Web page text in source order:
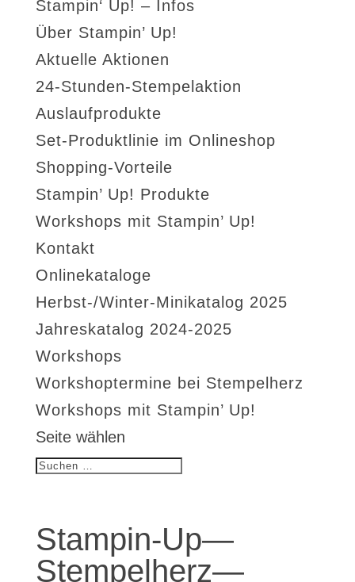
Stampin‘ Up! – Infos
Über Stampin’ Up!
Aktuelle Aktionen
24-Stunden-Stempelaktion
Auslaufprodukte
Set-Produktlinie im Onlineshop
Shopping-Vorteile
Stampin’ Up! Produkte
Workshops mit Stampin’ Up!
Kontakt
Onlinekataloge
Herbst-/Winter-Minikatalog 2025
Jahreskatalog 2024-2025
Workshops
Workshoptermine bei Stempelherz
Workshops mit Stampin’ Up!
Seite wählen
Stampin-Up—
Stempelherz—